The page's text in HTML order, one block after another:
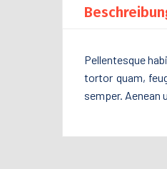
Pellentesque
tortor quam,
semper. Aenean